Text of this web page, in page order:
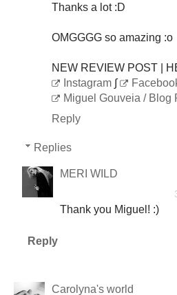
Thanks a lot :D
OMGGGG so amazing :o
NEW REVIEW POST |
Instagram ∫
Miguel Gouveia / Blog
Reply
Replies
MERI WILD
Thank you Miguel! :)
Reply
Carolyna's world